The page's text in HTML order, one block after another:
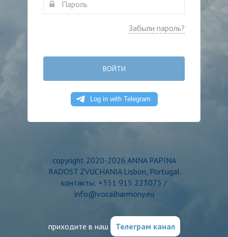
Забыли пароль?
ВОЙТИ
copyright 2020-2026 ANNA PAPINA
RADOST ZVUCHANIA Lisbon, Portugal
контакты: +351 915 223075 /
info@vocalharmony.eu
приходите в наш Телеграм канал